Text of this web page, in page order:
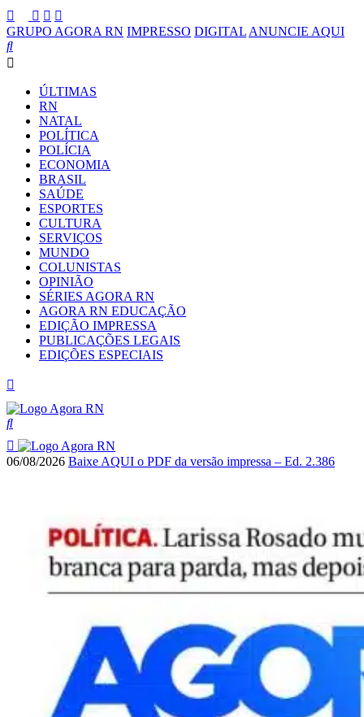
GRUPO AGORA RN IMPRESSO DIGITAL ANUNCIE AQUI
ÚLTIMAS
RN
NATAL
POLÍTICA
POLÍCIA
ECONOMIA
BRASIL
SAÚDE
ESPORTES
CULTURA
SERVIÇOS
MUNDO
COLUNISTAS
OPINIÃO
SÉRIES AGORA RN
AGORA RN EDUCAÇÃO
EDIÇÃO IMPRESSA
PUBLICAÇÕES LEGAIS
EDIÇÕES ESPECIAIS
06/08/2026 Baixe AQUI o PDF da versão impressa – Ed. 2.386